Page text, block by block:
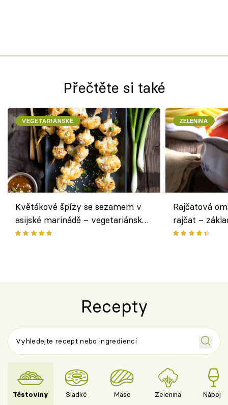
Přečtěte si také
VEGETARIÁNSKÉ
Květákové špízy se sezamem v
asijské marinádě – vegetariánská
chuťovka z grilu
ZELENINA
Rajčatová
rajčat –
Recepty
Těstoviny Sladké Maso Zelenina Nápoje